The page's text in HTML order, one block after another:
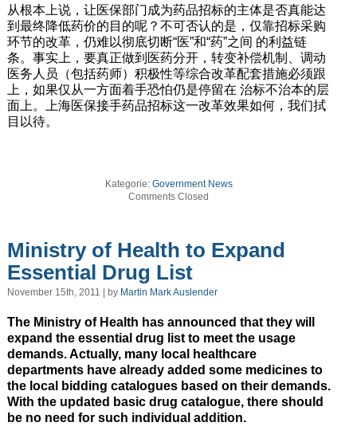
从根本上说，让医保部门成为药品招标的主体是否真能达
到最终降低药价的目的呢？不可否认的是，仅靠招标采购
环节的改革，仍难以彻底切断“医”和“药”之间 的利益链
条。事实上，要真正做到医药分开，转变补偿机制、调动
医务人员（包括药师）积极性等综合改革配套措施必须跟
上，如果仅从一方面着手恐怕仍是停留在 治标不治本的层
面上。上海医保接手药品招标这一改革效果如何，我们拭
目以待。
Kategorie: Government News
Comments Closed
Ministry of Health to Expand
Essential Drug List
November 15th, 2011 | by Martin Mark Auslender
The Ministry of Health has announced that they will
expand the essential drug list to meet the usage
demands. Actually, many local healthcare
departments have already added some medicines to
the local bidding catalogues based on their demands.
With the updated basic drug catalogue, there should
be no need for such individual addition.